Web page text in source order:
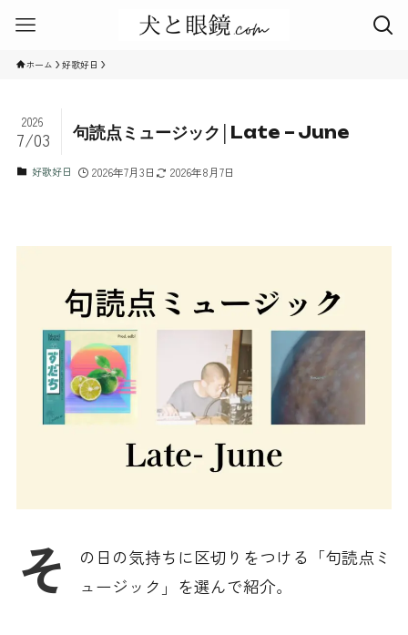
ホーム 好歌好日
句読点ミュージック│Late – June
2026
7/03
好歌好日 2026年7月3日 2026年8月7日
そ
の日の気持ちに区切りをつける「句読点ミ
ュージック」を選んで紹介。